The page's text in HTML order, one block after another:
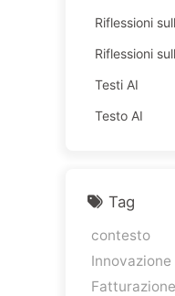
Riflessioni
Riflessioni
Testi AI
Testo AI
Tag
contesto
Fatturazione